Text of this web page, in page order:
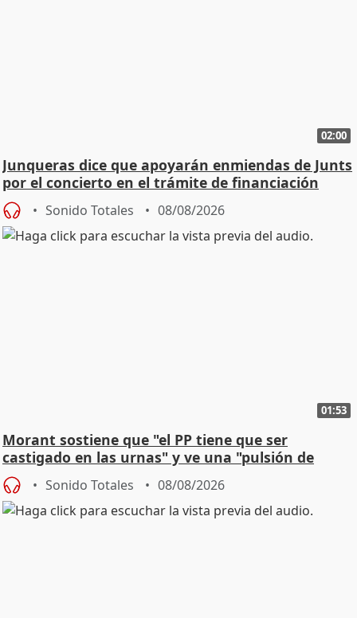
02:00
Junqueras dice que apoyarán enmiendas de Junts
por el concierto en el trámite de financiación
Sonido Totales 08/08/2026
01:53
Morant sostiene que "el PP tiene que ser
castigado en las urnas" y ve una "pulsión de
cambio"
Sonido Totales 08/08/2026